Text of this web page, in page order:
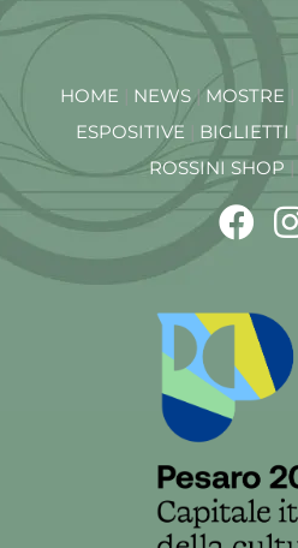
HOME NEWS| MOSTRE
ESPOSITIVE
BIGLIETTI
ROSSINI SHOP|